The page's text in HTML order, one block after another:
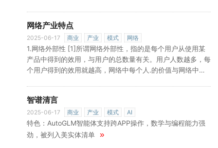
天体可作为电磁信号的放大器，实现星际间通讯或者能量传
输。太阳动力学天文台观测的耀斑爆发、冕洞和磁流体力学波
的波前的扩散和聚焦过程 研究团队供图氮沉降对半干旱草地
真菌群落构成严重威胁近年来，随着人类活动的不断加剧，特
别是化石燃料燃烧
»
网络产业特点
2025-06-17 商业 产业 模式 网络
1.网络外部性 [1]所谓网络外部性，指的是每个用户从使用某
产品中得到的效用，与用户的总数量有关。用户人数越多，每
个用户得到的效用就越高，网络中每个人.的价值与网络中其
区等领域表现得尤为明显。以即时通讯为例，由于不同即时通
讯工具之间不能互联互通，如果许多人选择了QQ作为他们经
常使用的聊天工具，QQ用户群越庞大，每个用户能够使用
QQ与其他用户沟通的选择范围越大，得到的效用也会越高，
智谱清言
2025-06-17 商业 产业 模式 AI
特色：AutoGLM智能体支持跨APP操作，数学与编程能力强
劲，被列入美实体清单 »